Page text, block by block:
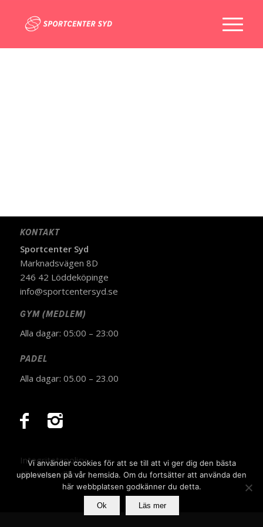
KONTAKT
Sportcenter Syd
Marknadsvägen 8D
246 42 Löddeköpinge
info@sportcentersyd.se
GYM (MEDLEM)
Alla dagar: 05:00 – 23:00
PADEL
Alla dagar: 05.00 – 23.00
Integritetspolicy
Allmänna villkor
Vi använder cookies för att se till att vi ger dig den bästa
upplevelsen på vår hemsida. Om du fortsätter att använda den
här webbplatsen godkänner du detta.
Ok Läs mer